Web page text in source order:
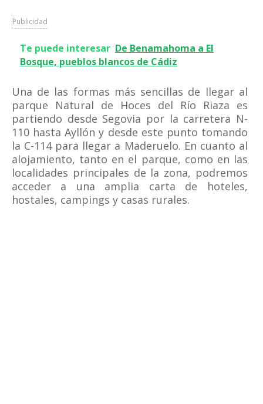
Publicidad
Te puede interesar De Benamahoma a El
Bosque, pueblos blancos de Cádiz
Una de las formas más sencillas de llegar al
parque Natural de Hoces del Río Riaza es
partiendo desde Segovia por la carretera N-
110 hasta Ayllón y desde este punto tomando
la C-114 para llegar a Maderuelo. En cuanto al
alojamiento, tanto en el parque, como en las
localidades principales de la zona, podremos
acceder a una amplia carta de hoteles,
hostales, campings y casas rurales.